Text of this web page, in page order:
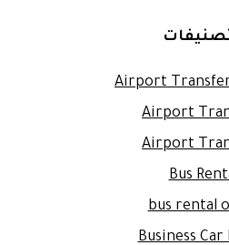
Airport
Airport
Airport
Bus
bus rental
Business Car